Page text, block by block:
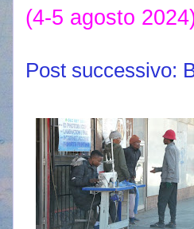
(4-5 agosto
Post successivo: